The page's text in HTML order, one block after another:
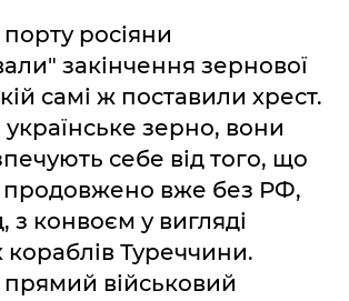
росіяни
закінчення зернової
самі ж поставили хрест.
зерно, вони
себе від того, що
продовжено вже без РФ,
з конвоєм у вигляді
кораблів Туреччини.
прямий військовий